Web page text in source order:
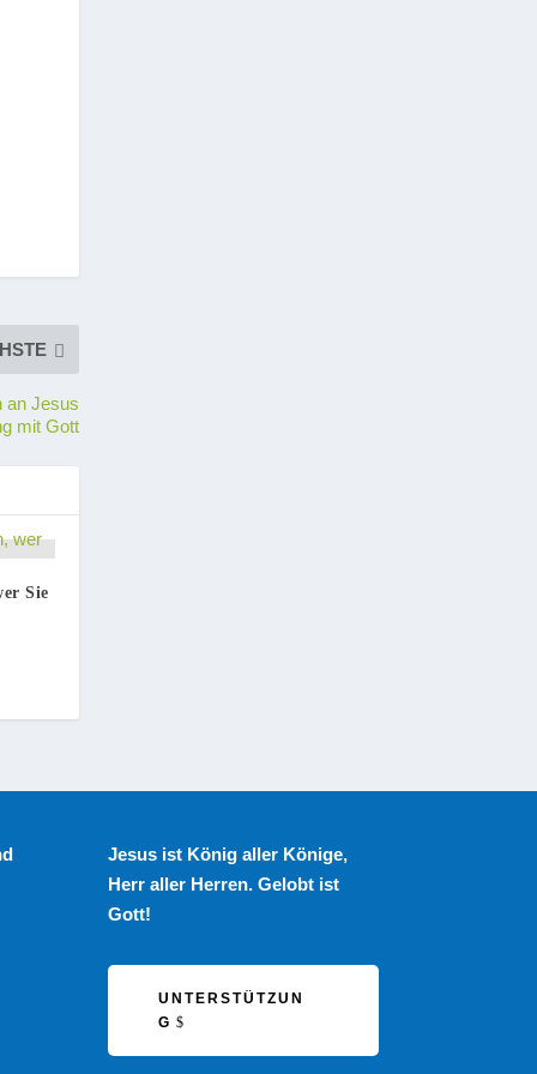
an Jesus
mit Gott
Sie
Jesus ist König aller Könige,
Herr aller Herren. Gelobt ist
Gott!
UNTERSTÜTZUN
G